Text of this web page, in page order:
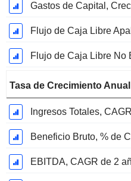
Gastos de Capital,
Tasa de Crecimiento
Ingresos Totales,
Beneficio Bruto, % de
EBITDA, CAGR de 2